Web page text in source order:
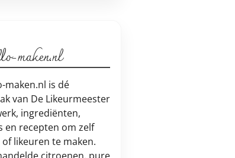
maken.nl
maken.nl is dé
van De Likeurmeester
ingrediënten,
en recepten om zelf
likeuren te maken.